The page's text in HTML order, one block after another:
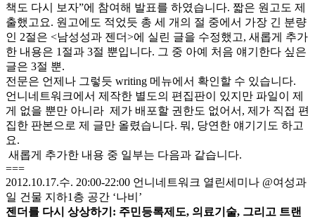
책도 다시 보자”에 참여해 발표를 하였습니다. 짧은 원고도 제
출했고요. 원고에도 적었듯 총 세 개의 절 중에서 가장 긴 분량
인 2절은 <남성성과 젠더>에 실린 글을 수정했고, 새롭게 추가
한 내용은 1절과 3절 뿐입니다. 그 중 아예 처음 얘기한다 싶은
글은 3절 뿐.
전문은 언제나 그렇듯 writing 메뉴에서 확인할 수 있습니다.
언니네트워크에서 제작한 별도의 편집판이 있지만 파일이 제
게 없을 뿐만 아니라 제가 배포할 권한도 없어서, 제가 직접 편
집한 판본으로 제 글만 올렸습니다. 뭐, 당연한 얘기기도 하고
요.
새롭게 추가한 내용 중 일부는 다음과 같습니다.
===
2012.10.17.수. 20:00-22:00 언니네트워크 열린세미나 @여성과
일 건물 지하1층 공간 ‘나비’
젠더를 다시 상상하기: 주민등록제도, 의료기술, 그리고 트랜